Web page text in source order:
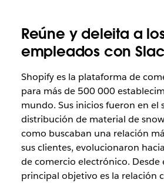
Reúne y deleita a
empleados con
Shopify es la plataforma de
para más de 500 000
mundo. Sus inicios fueron en el
distribución de material de
como buscaban una relación
sus clientes, evolucionaron
de comercio electrónico. Desde
principal objetivo es la relación